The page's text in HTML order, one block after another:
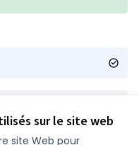
sur le site web
site Web pour